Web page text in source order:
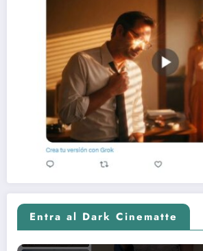
Entra al Dark Cinematte